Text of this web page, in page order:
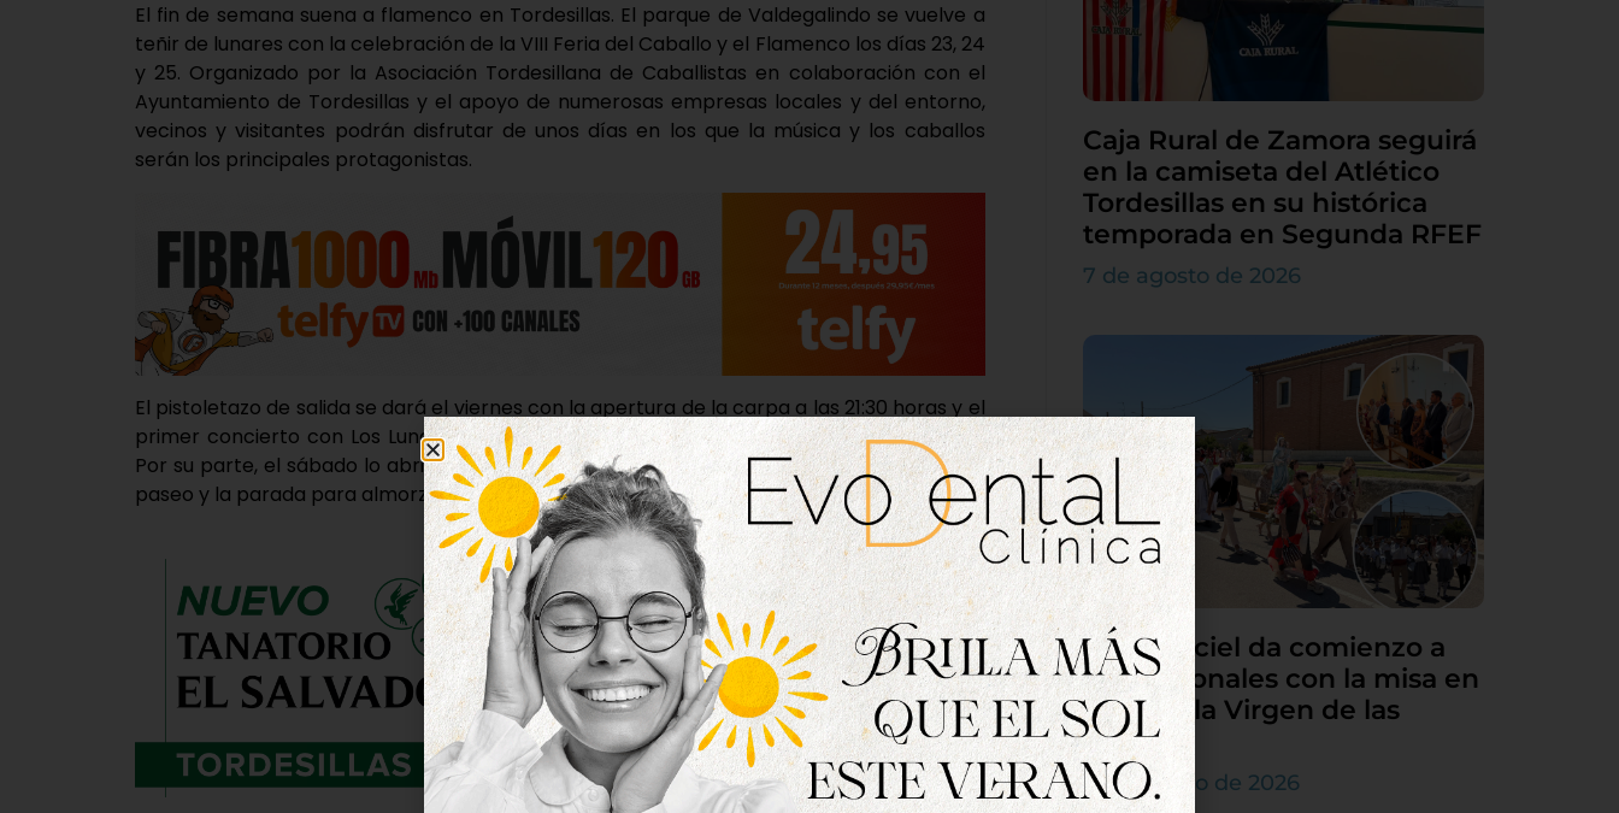
El fin de semana suena a flamenco en Tordesillas. El parque de Valdegalindo se vuelve a
teñir de lunares con la celebración de la VIII Feria del Caballo y el Flamenco los días 23, 24
y 25. Organizado por la Asociación Tordesillana de Caballistas en colaboración con el
Ayuntamiento de Tordesillas y el apoyo de numerosas empresas locales y del entorno,
vecinos y visitantes podrán disfrutar de unos días en los que la música y los caballos
serán los principales protagonistas.
El pistoletazo de salida se dará el viernes con la apertura de la carpa a las 21:30 horas y el
primer concierto con Los Lunares, seguido de una fiesta de djs con los hermanos Daza.
Por su parte, el sábado lo abrirá la quedada de caballos y enganches en la carpa con el
paseo y la parada para almorzar.
Caja Rural de Zamora seguirá
en la camiseta del Atlético
Tordesillas en su histórica
temporada en Segunda RFEF
7 de agosto de 2026
Villamarciel da comienzo a
sus patronales con la misa en
honor a la Virgen de las
Nieves
5 de agosto de 2026